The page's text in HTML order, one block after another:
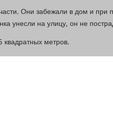
Они забежали в дом и при
унесли на улицу, он не
метров.